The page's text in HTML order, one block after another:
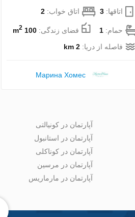
اتاقها: 3 اتاق خواب: 2
حمام: 1 فضای زندگی: 100 m
2
فاصله از دریا: 2 km
Марина Хомес
آپارتمان در کونیالتی
آپارتمان در استانبول
آپارتمان در کوناکلی
آپارتمان در مرسین
آپارتمان در مارماریس